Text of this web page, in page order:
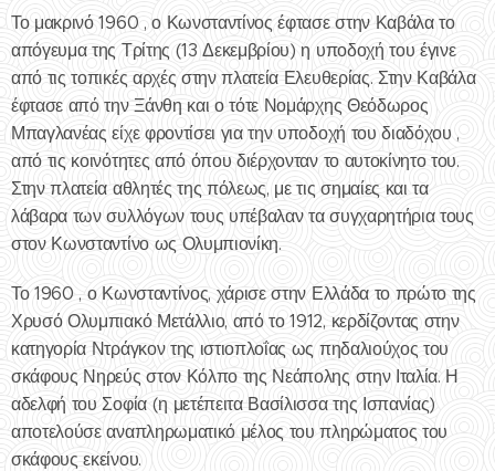
Το μακρινό 1960 , ο Κωνσταντίνος έφτασε στην Καβάλα το
απόγευμα της Τρίτης (13 Δεκεμβρίου) η υποδοχή του έγινε
από τις τοπικές αρχές στην πλατεία Ελευθερίας. Στην Καβάλα
έφτασε από την Ξάνθη και ο τότε Νομάρχης Θεόδωρος
Μπαγλανέας είχε φροντίσει για την υποδοχή του διαδόχου ,
από τις κοινότητες από όπου διέρχονταν το αυτοκίνητο του.
Στην πλατεία αθλητές της πόλεως, με τις σημαίες και τα
λάβαρα των συλλόγων τους υπέβαλαν τα συγχαρητήρια τους
στον Κωνσταντίνο ως Ολυμπιονίκη.
Το 1960 , ο Κωνσταντίνος, χάρισε στην Ελλάδα το πρώτο της
Χρυσό Ολυμπιακό Μετάλλιο, από το 1912, κερδίζοντας στην
κατηγορία Ντράγκον της ιστιοπλοΐας ως πηδαλιούχος του
σκάφους Νηρεύς στον Κόλπο της Νεάπολης στην Ιταλία. Η
αδελφή του Σοφία (η μετέπειτα Βασίλισσα της Ισπανίας)
αποτελούσε αναπληρωματικό μέλος του πληρώματος του
σκάφους εκείνου.